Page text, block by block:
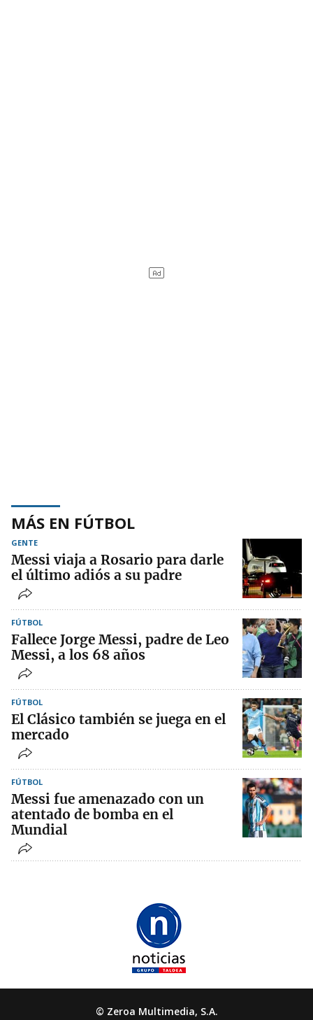
MÁS EN FÚTBOL
GENTE
Messi viaja a Rosario para darle
el último adiós a su padre
FÚTBOL
Fallece Jorge Messi, padre de Leo
Messi, a los 68 años
FÚTBOL
El Clásico también se juega en el
mercado
FÚTBOL
Messi fue amenazado con un
atentado de bomba en el
Mundial
© Zeroa Multimedia, S.A.